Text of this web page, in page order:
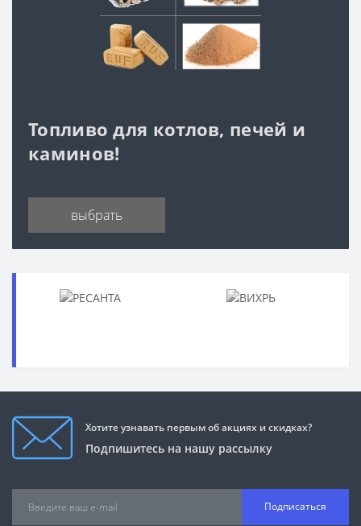
Топливо для котлов, печей и
каминов!
выбрать
Хотите узнавать первым об акциях и скидках?
Подпишитесь на нашу рассылку
Подписаться